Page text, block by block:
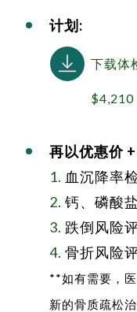
计划:
下载体
$4,210
再以优惠价
1. 血沉降率
2. 钙、磷酸
3. 跌倒风险
4. 骨折风险
**如有需要，
新的骨质疏松